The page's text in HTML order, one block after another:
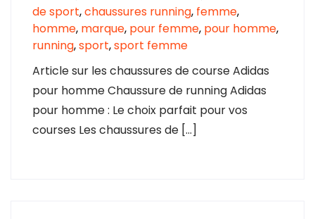
de sport,chaussures running, femme,
homme, marque, pour femme, pour homme,
running,sport,sport femme
Article sur les chaussures de course Adidas
pour homme Chaussure de running Adidas
pour homme : Le choix parfait pour vos
courses Les chaussures de […]